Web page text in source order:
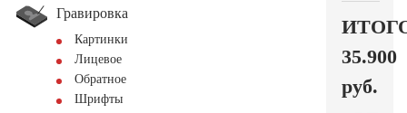
Гравировка
Картинки
Лицевое
Обратное
Шрифты
35.900
руб.